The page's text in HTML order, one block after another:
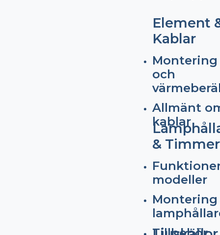
Element
Kablar
Montering
och
Allmänt
kablar
&
modeller
Montering